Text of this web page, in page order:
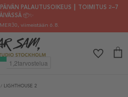
PALAUTUSOIKEUS ┃ TOIMITUS 2–7
📦✨
, viimeistään 6.8.
/ LIGHTHOUSE 2